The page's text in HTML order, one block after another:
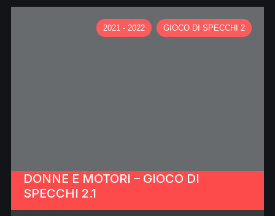
2021 - 2022 GIOCO DI SPECCHI 2
DONNE E MOTORI – GIOCO DI
SPECCHI 2.1